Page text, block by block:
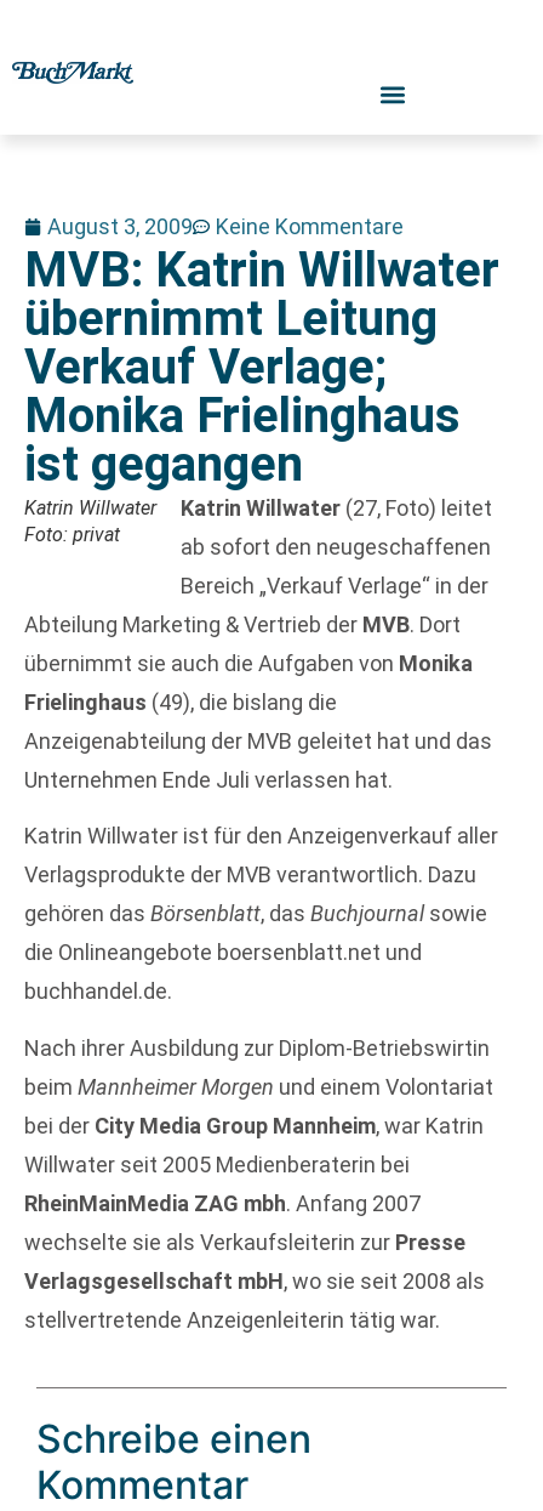
August 3, 2009 Keine Kommentare
MVB: Katrin Willwater
übernimmt Leitung
Verkauf Verlage;
Monika Frielinghaus
ist gegangen
Katrin Willwater
Foto: privat
Katrin Willwater (27, Foto) leitet
ab sofort den neugeschaffenen
Bereich „Verkauf Verlage“ in der
Abteilung Marketing & Vertrieb der MVB. Dort
übernimmt sie auch die Aufgaben von Monika
Frielinghaus (49), die bislang die
Anzeigenabteilung der MVB geleitet hat und das
Unternehmen Ende Juli verlassen hat.
Katrin Willwater ist für den Anzeigenverkauf aller
Verlagsprodukte der MVB verantwortlich. Dazu
gehören das Börsenblatt, das Buchjournalsowie
die Onlineangebote boersenblatt.net und
buchhandel.de.
Nach ihrer Ausbildung zur Diplom-Betriebswirtin
beim Mannheimer Morgen und einem Volontariat
bei der City Media Group Mannheim, war Katrin
Willwater seit 2005 Medienberaterin bei
RheinMainMedia ZAG mbh. Anfang 2007
wechselte sie als Verkaufsleiterin zur Presse
Verlagsgesellschaft mbH, wo sie seit 2008 als
stellvertretende Anzeigenleiterin tätig war.
Schreibe einen
Kommentar